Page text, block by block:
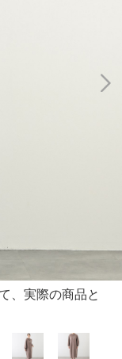
、実際の商品と